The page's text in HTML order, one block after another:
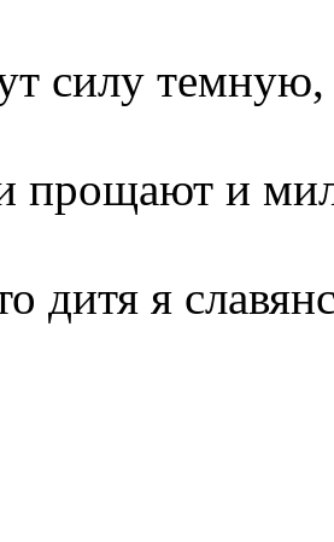
силу
прощают и
дитя я